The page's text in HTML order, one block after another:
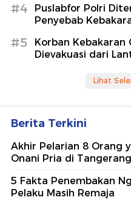
#4
Puslabfor Polri
Penyebab
#5
Korban Kebakaran
Dievakuasi dari
Lihat
Berita Terkini
Akhir Pelarian 8 Orang
Onani Pria di Tangerang
5 Fakta Penembakan
Pelaku Masih Remaja